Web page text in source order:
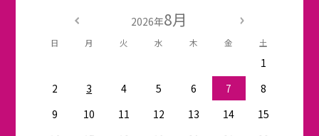
2026年8月
日 月 火 水 木 金 土
1
2
3 4 5 6 7
8
9
10 11 12 13 14
15